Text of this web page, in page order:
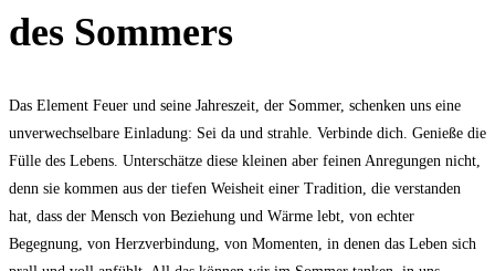
des Sommers
Das Element Feuer und seine Jahreszeit, der Sommer, schenken uns eine
unverwechselbare Einladung: Sei da und strahle. Verbinde dich. Genieße die
Fülle des Lebens. Unterschätze diese kleinen aber feinen Anregungen nicht,
denn sie kommen aus der tiefen Weisheit einer Tradition, die verstanden
hat, dass der Mensch von Beziehung und Wärme lebt, von echter
Begegnung, von Herzverbindung, von Momenten, in denen das Leben sich